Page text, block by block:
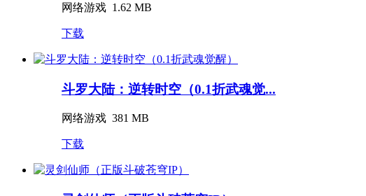
网络游戏 1.62 MB
下载
斗罗大陆：逆转时空（0.1折武魂觉...
网络游戏 381 MB
下载